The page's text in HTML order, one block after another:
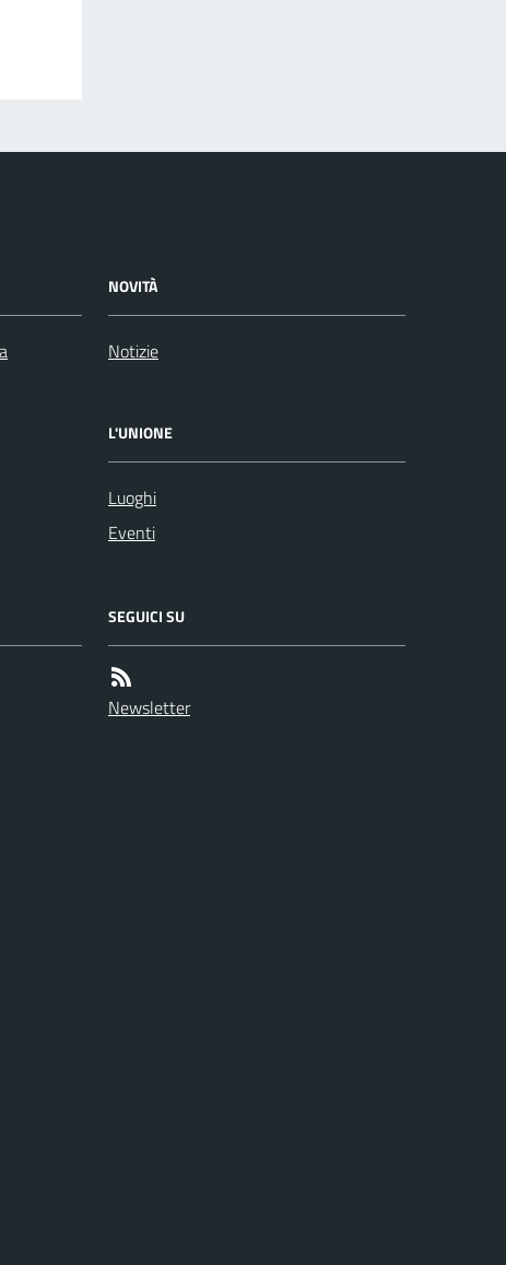
NOVITÀ
Notizie
L'UNIONE
Luoghi
Eventi
SEGUICI SU
Newsletter